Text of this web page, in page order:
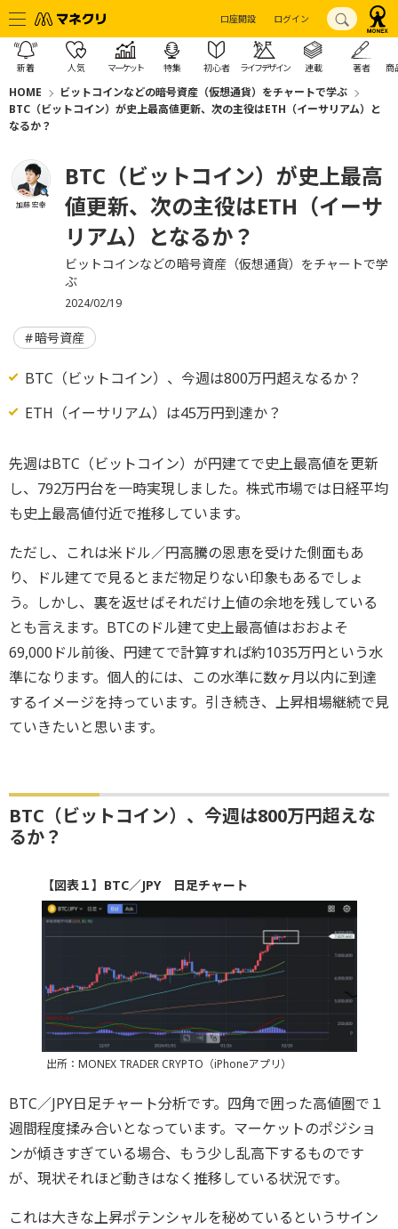
口座開設 ログイン
新着 人気 マーケット 特集 初心者 ライフデザイン 連載 著者 商
HOME
ビットコインなどの暗号資産（仮想通貨）をチャートで学ぶ
BTC（ビットコイン）が史上最高値更新、次の主役はETH（イーサリアム）と
なるか？
加藤 宏幸
BTC（ビットコイン）が史上最高
値更新、次の主役はETH（イーサ
リアム）となるか？
ビットコインなどの暗号資産（仮想通貨）をチャートで学
ぶ
2024/02/19
暗号資産
BTC（ビットコイン）、今週は800万円超えなるか？
ETH（イーサリアム）は45万円到達か？
先週はBTC（ビットコイン）が円建てで史上最高値を更新
し、792万円台を一時実現しました。株式市場では日経平均
も史上最高値付近で推移しています。
ただし、これは米ドル／円高騰の恩恵を受けた側面もあ
り、ドル建てで見るとまだ物足りない印象もあるでしょ
う。しかし、裏を返せばそれだけ上値の余地を残している
とも言えます。BTCのドル建て史上最高値はおおよそ
69,000ドル前後、円建てで計算すれば約1035万円という水
準になります。個人的には、この水準に数ヶ月以内に到達
するイメージを持っています。引き続き、上昇相場継続で見
ていきたいと思います。
BTC（ビットコイン）、今週は800万円超えな
るか？
【図表１】BTC／JPY 日足チャート
出所：MONEX TRADER CRYPTO（iPhoneアプリ）
BTC／JPY日足チャート分析です。四角で囲った高値圏で１
週間程度揉み合いとなっています。マーケットのポジショ
ンが傾きすぎている場合、もう少し乱高下するものです
が、現状それほど動きはなく推移している状況です。
これは大きな上昇ポテンシャルを秘めているというサイン